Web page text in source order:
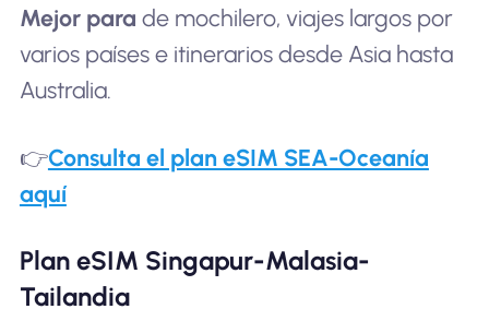
Mejor para de mochilero, viajes largos por
varios países e itinerarios desde Asia hasta
Australia.
👉Consulta el plan eSIM SEA-Oceanía
aquí
Plan eSIM Singapur-Malasia-
Tailandia